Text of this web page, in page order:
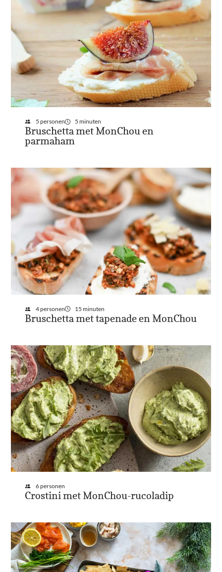
5 personen 5 minuten
Bruschetta met MonChou en
parmaham
4 personen 15 minuten
Bruschetta met tapenade en MonChou
6 personen
Crostini met MonChou-rucoladip